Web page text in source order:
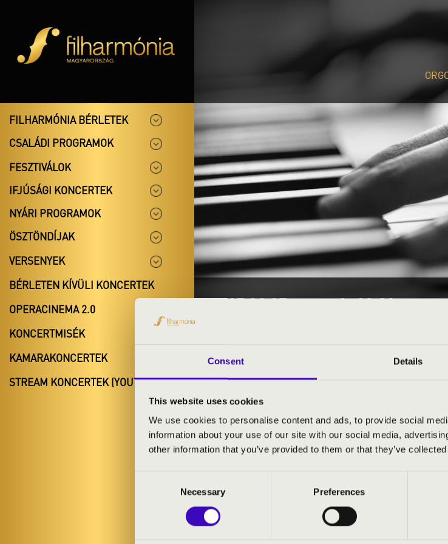
Consent Details
This website uses cookies
We use cookies to personalise content and ads, to provide social
information about your use of our site with our social media,
other information that you’ve provided to them or that they’ve
Necessary Preferences
FILHARMÓNIA BÉRLETEK
CSALÁDI PROGRAMOK
FESZTIVÁLOK
IFJÚSÁGI KONCERTEK
NYÁRI PROGRAMOK
ÖSZTÖNDÍJAK
VERSENYEK
BÉRLETEN KÍVÜLI KONCERTEK
OPERACINEMA 2.0
KONCERTMISÉK
KAMARAKONCERTEK
STREAM KONCERTEK (YOUTUBE)
2025.02.05. - szerda 09:00
#ZENEÓRA - FOUR
Dombóvár
BÉRLET- ÉS JEGYÁRAK
Four Bones Quartet